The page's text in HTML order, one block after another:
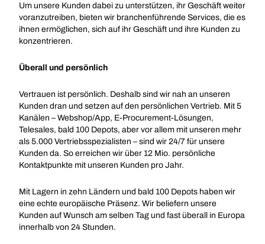
Um unsere Kunden dabei zu unterstützen, ihr Geschäft weiter
voranzutreiben, bieten wir branchenführende Services, die es
ihnen ermöglichen, sich auf ihr Geschäft und ihre Kunden zu
konzentrieren.
Überall und persönlich
Vertrauen ist persönlich. Deshalb sind wir nah an unseren
Kunden dran und setzen auf den persönlichen Vertrieb. Mit 5
Kanälen – Webshop/App, E-Procurement-Lösungen,
Telesales, bald 100 Depots, aber vor allem mit unseren mehr
als 5.000 Vertriebsspezialisten – sind wir 24/7 für unsere
Kunden da. So erreichen wir über 12 Mio. persönliche
Kontaktpunkte mit unseren Kunden pro Jahr.
Mit Lagern in zehn Ländern und bald 100 Depots haben wir
eine echte europäische Präsenz. Wir beliefern unsere
Kunden auf Wunsch am selben Tag und fast überall in Europa
innerhalb von 24 Stunden.